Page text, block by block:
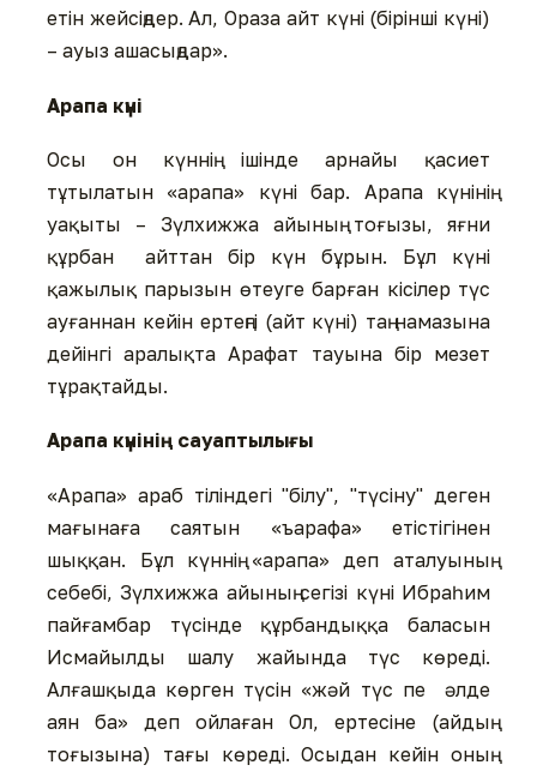
етін жейсіңдер. Ал, Ораза айт күні (бірінші күні)
– ауыз ашасыңдар».
Арапа күні
Осы он күннің ішінде арнайы қасиет
тұтылатын «арапа» күні бар. Арапа күнінің
уақыты – Зүлхижжа айының тоғызы, яғни
құрбан айттан бір күн бұрын. Бұл күні
қажылық парызын өтеуге барған кісілер түс
ауғаннан кейін ертеңгі (айт күні) таң намазына
дейінгі аралықта Арафат тауына бір мезет
тұрақтайды.
Арапа күнінің сауаптылығы
«Арапа» араб тіліндегі "білу", "түсіну" деген
мағынаға саятын «ъарафа» етістігінен
шыққан. Бұл күннің «арапа» деп аталуының
себебі, Зүлхижжа айының сегізі күні Ибраһим
пайғамбар түсінде құрбандыққа баласын
Исмайылды шалу жайында түс көреді.
Алғашқыда көрген түсін «жәй түс пе әлде
аян ба» деп ойлаған Ол, ертесіне (айдың
тоғызына) тағы көреді. Осыдан кейін оның